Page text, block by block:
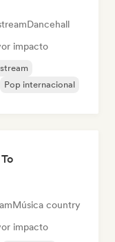
Dancehall
impacto
Pop internacional
Música country
impacto